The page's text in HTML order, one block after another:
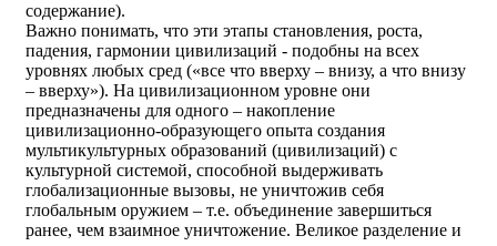
содержание).
Важно понимать, что эти этапы становления, роста,
падения, гармонии цивилизаций - подобны на всех
уровнях любых сред («все что вверху – внизу, а что внизу
– вверху»). На цивилизационном уровне они
предназначены для одного – накопление
цивилизационно-образующего опыта создания
мультикультурных образований (цивилизаций) с
культурной системой, способной выдерживать
глобализационные вызовы, не уничтожив себя
глобальным оружием – т.е. объединение завершиться
ранее, чем взаимное уничтожение. Великое разделение и